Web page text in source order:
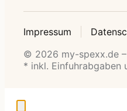
Impressum
© 2026 my-spexx.de
* inkl. Einfuhrabgaben